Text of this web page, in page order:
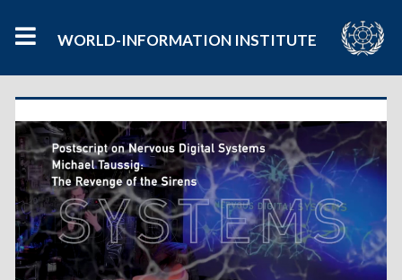
WORLD-INFORMATION INSTITUTE
Kategorie:
<span>Digitale
Kultur</span>